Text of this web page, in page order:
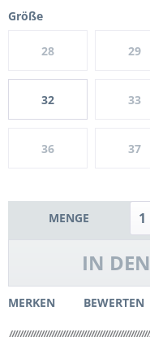
Größe
28 29
32 33
36 37
MENGE
IN DEN
MERKEN BEWERTEN